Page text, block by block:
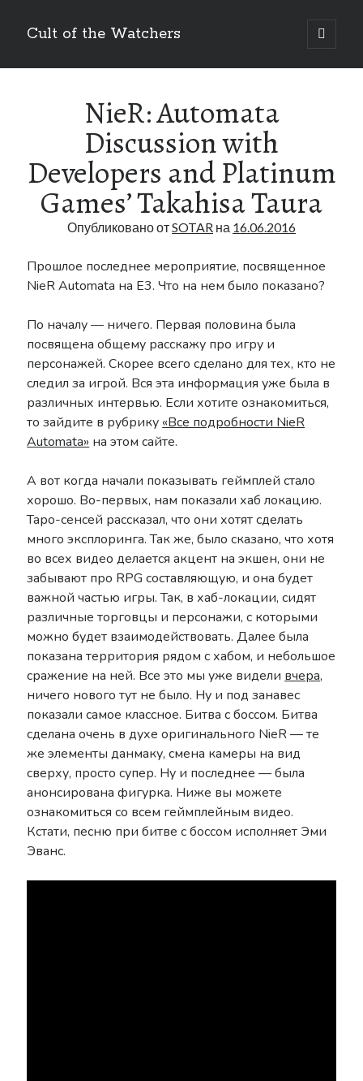
Cult of the Watchers
отрыть
Боковая
панель
Метки
Art Bakuken
Blog BUKKORO DLC
Drag-on Dragoon
Drag-on Dragoon 3 Famitsu
Figure Guide Interview
Lore Nier
NieR: Automata
reincarnation Scans
Shelfhentai SINoALICE
Stage Play Terra Battle Theory
Thou Shalt Not Die Trailer Tweets
Voice of Cards Yoko Taro
YoRHa Yukiko Yokoo
Рубрики
Drag-On Dragoon
NieR: Automata General
Reincarnation
Replicant V1.22
Tweets
NieR: Automata
Discussion with
Developers and Platinum
Games’ Takahisa Taura
Опубликовано отSOTAR на 16.06.2016
Прошлое последнее мероприятие, посвященное
NieR Automata на Е3. Что на нем было показано?
По началу — ничего. Первая половина была
посвящена общему расскажу про игру и
персонажей. Скорее всего сделано для тех, кто не
следил за игрой. Вся эта информация уже была в
различных интервью. Если хотите ознакомиться,
то зайдите в рубрику «Все подробности NieR
Automata» на этом сайте.
А вот когда начали показывать геймплей стало
хорошо. Во-первых, нам показали хаб локацию.
Таро-сенсей рассказал, что они хотят сделать
много эксплоринга. Так же, было сказано, что хотя
во всех видео делается акцент на экшен, они не
забывают про RPG составляющую, и она будет
важной частью игры. Так, в хаб-локации, сидят
различные торговцы и персонажи, с которыми
можно будет взаимодействовать. Далее была
показана территория рядом с хабом, и небольшое
сражение на ней. Все это мы уже видели вчера,
ничего нового тут не было. Ну и под занавес
показали самое классное. Битва с боссом. Битва
сделана очень в духе оригинального NieR — те
же элементы данмаку, смена камеры на вид
сверху, просто супер. Ну и последнее — была
анонсирована фигурка. Ниже вы можете
ознакомиться со всем геймплейным видео.
Кстати, песню при битве с боссом исполняет Эми
Эванс.